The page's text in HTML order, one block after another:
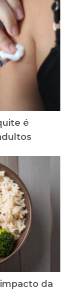
é
da